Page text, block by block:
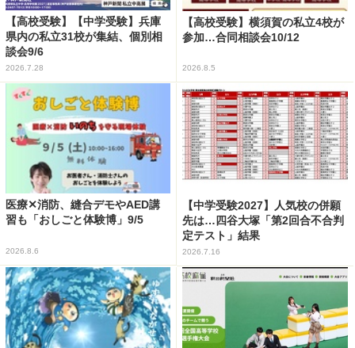
【高校受験】【中学受験】兵庫
県内の私立31校が集結、個別相
談会9/6
2026.7.28
【高校受験】横須賀の私立4校が
参加…合同相談会10/12
2026.8.5
医療✕消防、縫合デモやAED講
習も「おしごと体験博」9/5
2026.8.6
【中学受験2027】人気校の併願
先は…四谷大塚「第2回合不合判
定テスト」結果
2026.7.16